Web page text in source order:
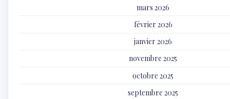
mars 2026
février 2026
janvier 2026
novembre 2025
octobre 2025
septembre 2025